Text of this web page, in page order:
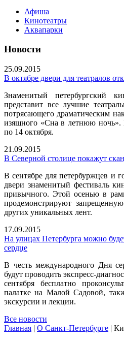
Афиша
Кинотеатры
Аквапарки
Новости
25.09.2015
В октябре двери для театралов
Знаменитый петербургский
представит все лучшие
потрясающего драматическим
изящного «Сна в летнюю ночь».
по 14 октября.
21.09.2015
В Северной столице покажут
В сентябре для петербуржцев и
двери знаменитый фестиваль
привычного. Этой осенью в
продемонстрируют
других уникальных лент.
17.09.2015
На улицах Петербурга можно
сердце
В честь международного Дня
будут проводить экспресс-
сентября бесплатно
палатке на Малой Садовой,
экскурсии и лекции.
Все новости
Главная | О Санкт-Петербурге |